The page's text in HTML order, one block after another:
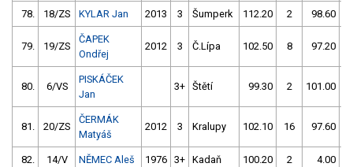
78. 18/ZS KYLAR Jan 2013 3 Šumperk 112.20 2 98.60
79. 19/ZS
ČAPEK
Ondřej
2012 3 Č.Lípa 102.50 8 97.20
80. 6/VS
PISKÁČEK
Jan
3+ Štětí 99.30 2 101.00
81. 20/ZS
ČERMÁK
Matyáš
2012 3 Kralupy 102.10 16 97.60
82. 14/V NĚMEC Aleš 1976 3+ Kadaň 100.20 2 4.00